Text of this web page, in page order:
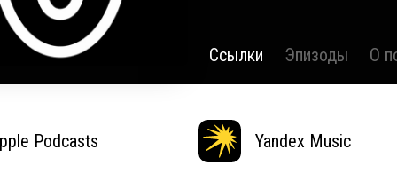
Ссылки Эпизоды О
Podcasts Yandex Music